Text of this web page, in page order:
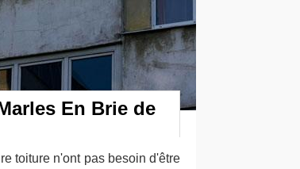
En Brie de
toiture n'ont pas besoin d'être